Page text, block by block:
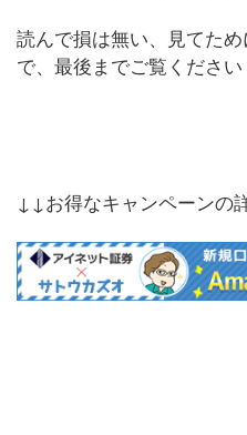
読んで損は無い、見てた
で、最後までご覧ください
↓↓お得なキャンペーンの